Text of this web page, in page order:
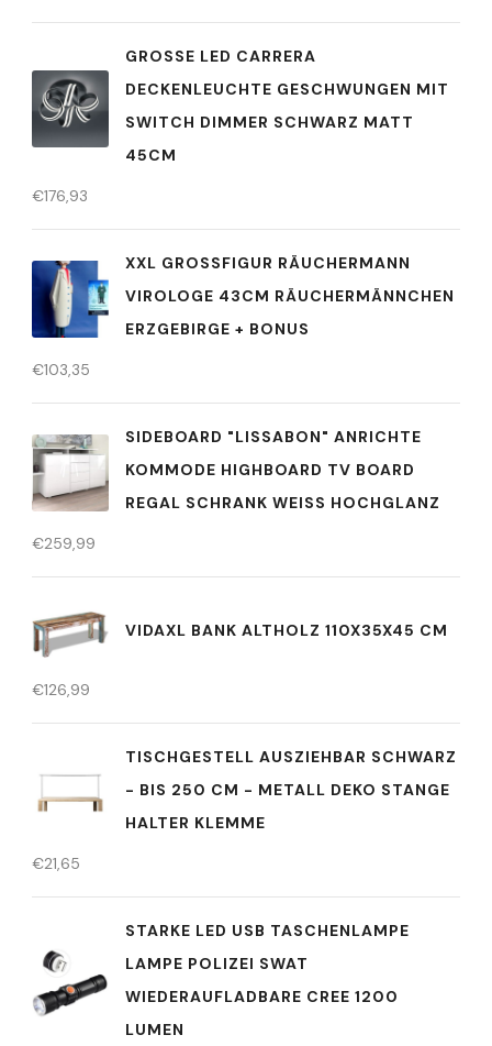
GROSSE LED CARRERA D
ECKENLEUCHTE GESCHWUNGEN MIT S
WITCH DIMMER SCHWARZ MATT 4
5CM
€176,93
XXL GROSSFIGUR RÄUCHERMANN V
IROLOGE 43CM RÄUCHERMÄNNCHEN E
RZGEBIRGE + BONUS
€103,35
SIDEBOARD "LISSABON" ANRICHTE
KOMMODE HIGHBOARD TV BOARD
REGAL SCHRANK WEISS HOCHGLANZ
€259,99
VIDAXL BANK ALTHOLZ 110X35X45 CM
€126,99
TISCHGESTELL AUSZIEHBAR SCHWARZ
- BIS 250 CM - METALL DEKO STANGE
HALTER KLEMME
€21,65
STARKE LED USB TASCHENLAMPE
LAMPE POLIZEI SWAT
WIEDERAUFLADBARE CREE 1200
LUMEN